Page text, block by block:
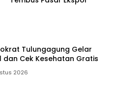
Tulungagung Gelar
dan Cek Kesehatan Gratis
2026